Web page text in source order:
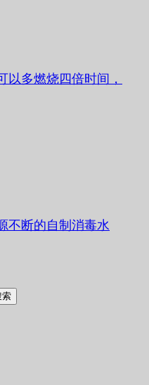
以多燃烧四倍时间，
不断的自制消毒水